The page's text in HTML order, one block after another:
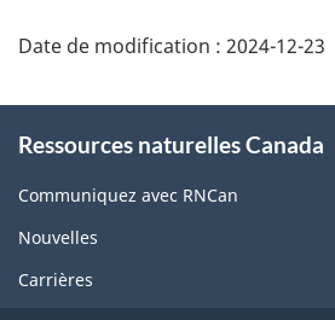
Date de modification : 2024-12-23
this
site
Ressources naturelles Canada
Communiquez avec RNCan
Nouvelles
Carrières